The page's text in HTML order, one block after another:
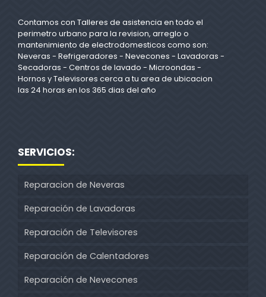
Contamos con Talleres de asistencia en todo el
perimetro urbano para la revision, arreglo o
mantenimiento de electrodomesticos como son:
Neveras - Refrigeradores - Nevecones - Lavadoras -
Secadoras - Centros de lavado - Microondas -
Hornos y Televisores cerca a tu area de ubicacion
las 24 horas en los 365 dias del año
SERVICIOS:
Reparacion de Neveras
Reparación de Lavadoras
Reparación de Televisores
Reparación de Calentadores
Reparación de Nevecones